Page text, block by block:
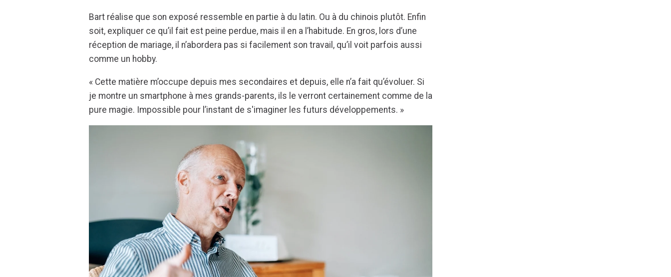
Bart réalise que son exposé ressemble en partie à du latin. Ou à du chinois plutôt. Enfin
soit, expliquer ce qu’il fait est peine perdue, mais il en a l’habitude. En gros, lors d’une
réception de mariage, il n’abordera pas si facilement son travail, qu’il voit parfois aussi
comme un hobby.
« Cette matière m’occupe depuis mes secondaires et depuis, elle n’a fait qu’évoluer. Si
je montre un smartphone à mes grands-parents, ils le verront certainement comme de la
pure magie. Impossible pour l’instant de s'imaginer les futurs développements. »